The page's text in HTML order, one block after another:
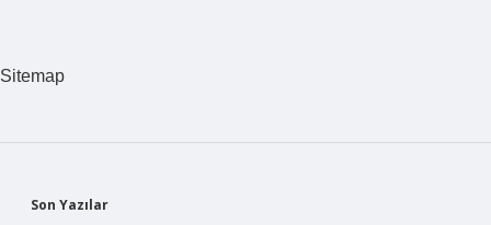
Sitemap
Son Yazılar